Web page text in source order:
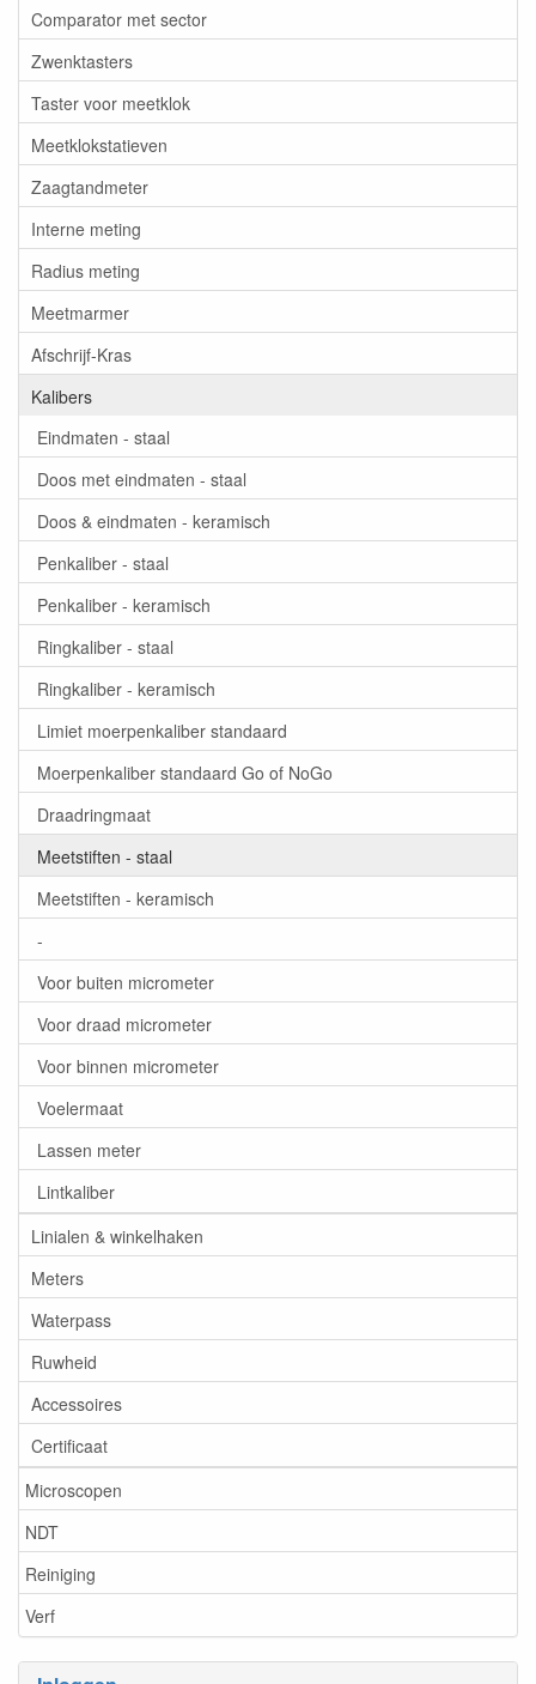
Comparator met sector
Zwenktasters
Taster voor meetklok
Meetklokstatieven
Zaagtandmeter
Interne meting
Radius meting
Meetmarmer
Afschrijf-Kras
Kalibers
Eindmaten - staal
Doos met eindmaten - staal
Doos & eindmaten - keramisch
Penkaliber - staal
Penkaliber - keramisch
Ringkaliber - staal
Ringkaliber - keramisch
Limiet moerpenkaliber standaard
Moerpenkaliber standaard Go of NoGo
Draadringmaat
Meetstiften - staal
Meetstiften - keramisch
-
Voor buiten micrometer
Voor draad micrometer
Voor binnen micrometer
Voelermaat
Lassen meter
Lintkaliber
Linialen & winkelhaken
Meters
Waterpass
Ruwheid
Accessoires
Certificaat
Microscopen
NDT
Reiniging
Verf